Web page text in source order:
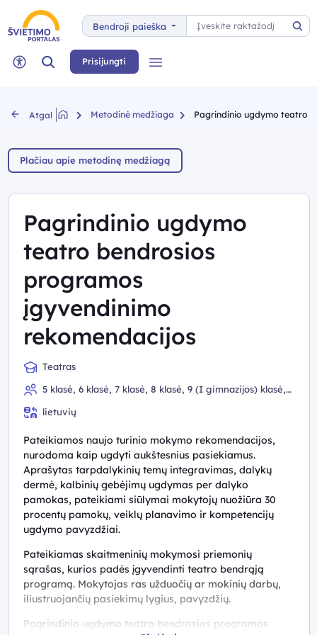
Bendroji paieška
Paieška
Neįgaliųjų rėžimas
Paieška Prisijungti
Atgal Metodinė medžiaga Pagrindinio ugdymo teatro
Plačiau apie metodinę medžiagą
Pagrindinio ugdymo
teatro bendrosios
programos
įgyvendinimo
rekomendacijos
Teatras
5 klasė, 6 klasė, 7 klasė, 8 klasė, 9 (I gimnazijos) klasė,
lietuvių
Pateikiamos naujo turinio mokymo rekomendacijos,
nurodoma kaip ugdyti aukštesnius pasiekiamus.
Aprašytas tarpdalykinių temų integravimas, dalykų
dermė, kalbinių gebėjimų ugdymas per dalyko
pamokas, pateikiami siūlymai mokytojų nuožiūra 30
procentų pamokų, veiklų planavimo ir kompetencijų
ugdymo pavyzdžiai.
Pateikiamas skaitmeninių mokymosi priemonių
sąrašas, kurios padės įgyvendinti teatro bendrąją
programą. Mokytojas ras užduočių ar mokinių darbų,
iliustruojančių pasiekimų lygius, pavyzdžių.
Pagrindinio ugdymo teatro bendrosios programos